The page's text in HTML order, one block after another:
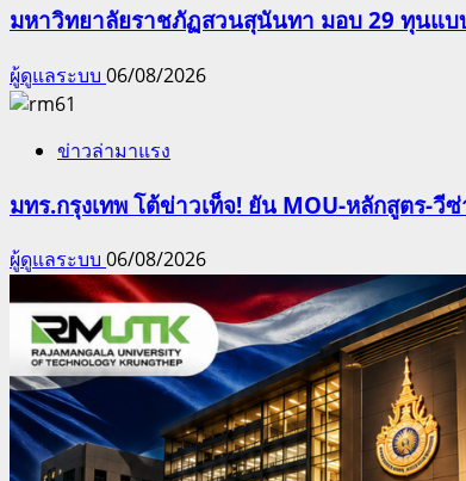
มหาวิทยาลัยราชภัฏสวนสุนันทา มอบ 29 ทุนแบ
ผู้ดูแลระบบ 06/08/2026
ข่าวล่ามาแรง
มทร.กรุงเทพ โต้ข่าวเท็จ! ยัน MOU-หลักสูตร-
ผู้ดูแลระบบ 06/08/2026